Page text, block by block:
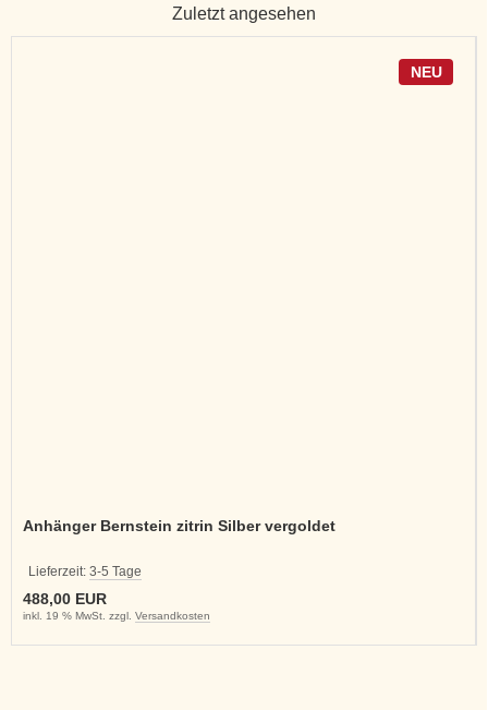
Zuletzt angesehen
NEU
Anhänger Bernstein zitrin Silber vergoldet
Lieferzeit: 3-5 Tage
488,00 EUR
inkl. 19 % MwSt. zzgl. Versandkosten